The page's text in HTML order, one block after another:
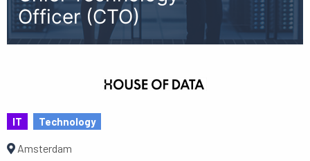
Officer (CTO)
IT Technology
Amsterdam